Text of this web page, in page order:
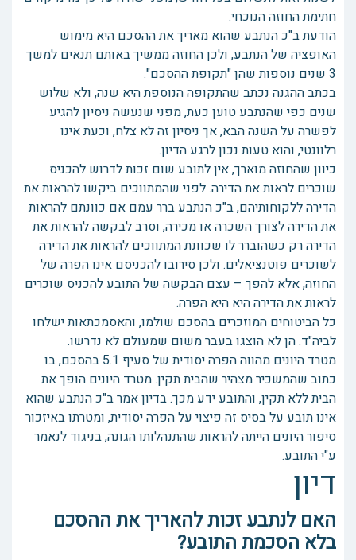
חתימת החוזה הנוכחי.
הודעת ב"כ הנתבע שהוא מאריך את ההסכם היא מימוש
האופציה של הנתבע, ולכן החוזה ממשיך באותם תנאים למשך
3 שנים נוספות שהן "תקופת ההסכם".
בכתב ההגנה נכתב שהתקופה הנוספת היא שנה, ולא שלוש
שנים כפי שהנתבע טוען כעת, מפני שנעשה ניסיון להגיע
לפשרה על השנה הבא, אך ניסיון זה לא צלח, וכעת אינו
רלוונטי, והוא טעות נכון לרגע הדיון.
כיוון שהחוזה מוארך, אין לתובע שום זכות לדרוש להכניס
שוכרים לראות את הדירה. לפני שהמתווכים ביקשו להראות את
הדירה ללקוחותיהם, ב"כ הנתבע ברר עמם אם כוונתם להראות
את הדירה לצורך השכרה או מכירה, וסרב לבקשה להראות את
הדירה רק כשהוברר לו שכוונת המתווכים להראות את הדירה
לשוכרים פוטנציאלים. ולכן סירובו להכניסם אינו הפרה של
החוזה, אלא להפך – עצם הבקשה של התובע להכניס שוכרים
לראות את הדירה היא היא הפרה.
כל הביטוחים המוזכרים בהסכם שולמו, והאסמכתאות ישלחו
לביה"ד. הן לא הוצגו בעבר משום שמעולם לא נדרשו.
מטרד היונים מהווה הפרה יסודית של סעיף 5.1 בהסכם, בו
כתוב שהמשכיר מצהיר שהבית תקין. מטרד היונים הופך את
הבית ללא תקין, והתובע ידע מכך. בדיון אמר ב"כ הנתבע שהוא
אינו תובע על בסיס זה פיצוי על הפרה יסודית, ומטרתו באיזכור
סיפור היונים הייתה להראות שהתנהלותו הגונה, בניגוד לנאמר
ע"י התובע.
דיון
האם לנתבע זכות להאריך את ההסכם
בלא הסכמת התובע?